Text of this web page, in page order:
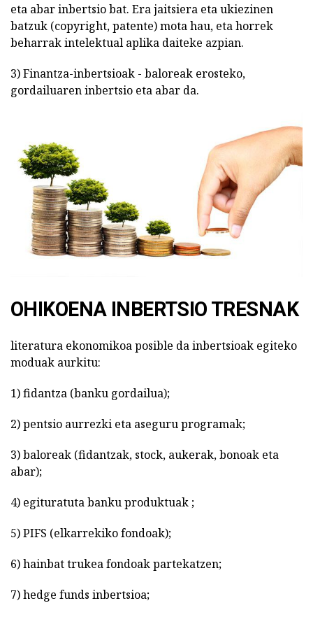
eta abar inbertsio bat. Era jaitsiera eta ukiezinen
batzuk (copyright, patente) mota hau, eta horrek
beharrak intelektual aplika daiteke azpian.
3) Finantza-inbertsioak - baloreak erosteko,
gordailuaren inbertsio eta abar da.
OHIKOENA INBERTSIO TRESNAK
literatura ekonomikoa posible da inbertsioak egiteko
moduak aurkitu:
1) fidantza (banku gordailua);
2) pentsio aurrezki eta aseguru programak;
3) baloreak (fidantzak, stock, aukerak, bonoak eta
abar);
4) egituratuta banku produktuak ;
5) PIFS (elkarrekiko fondoak);
6) hainbat trukea fondoak partekatzen;
7) hedge funds inbertsioa;